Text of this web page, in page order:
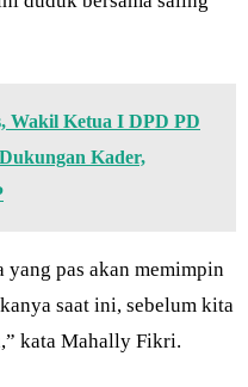
Wakil Ketua I DPD PD
Kader,
yang pas akan memimpin
saat ini, sebelum kita
kata Mahally Fikri.